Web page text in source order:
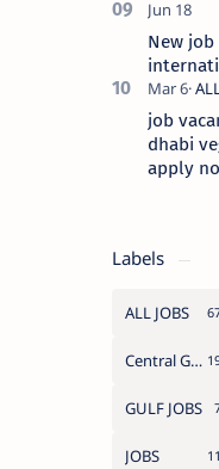
New
job
dhabi
apply
Labels
ALL JOBS
Central Government Job
GULF JOBS
JOBS